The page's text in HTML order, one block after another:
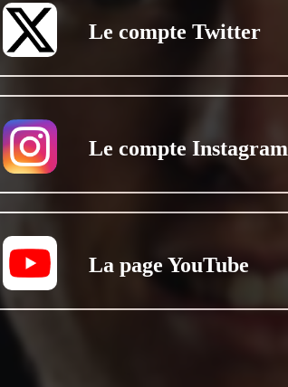
Le compte Twitter
Le compte Instagram
La page YouTube